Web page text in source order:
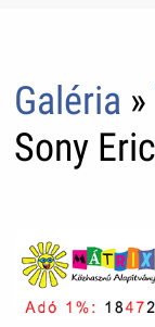
Galéria »
Sony